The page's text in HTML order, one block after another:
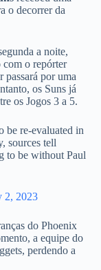
o decorrer da
a noite,
o repórter
passará por uma
os Suns já
os Jogos 3 a 5.
be re-evaluated in
sources tell
to be without Paul
2, 2023
do Phoenix
a equipe do
perdendo a